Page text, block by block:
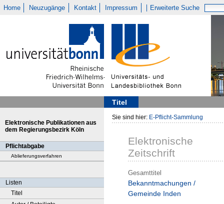
Home Neuzugänge Kontakt Impressum Erweiterte Suche
Titel
Elektronische Publikationen aus
dem Regierungsbezirk Köln
Pflichtabgabe
Ablieferungsverfahren
Listen
Titel
Sie sind hier: E-Pflicht-Sammlung
Elektronische
Zeitschrift
Gesamttitel
Bekanntmachungen /
Gemeinde Inden